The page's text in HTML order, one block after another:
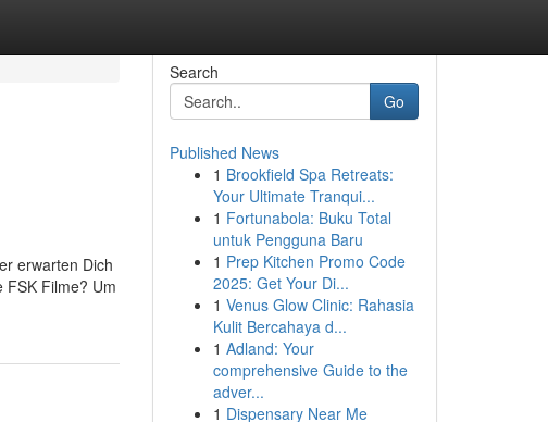
erwarten Dich
Filme? Um
Search
Go
Published News
1 Brookfield Spa Retreats:
Your Ultimate Tranqui...
1 Fortunabola: Buku Total
untuk Pengguna Baru
1 Prep Kitchen Promo Code
2025: Get Your Di...
1 Venus Glow Clinic: Rahasia
Kulit Bercahaya d...
1 Adland: Your
comprehensive Guide to the
adver...
1 Dispensary Near Me